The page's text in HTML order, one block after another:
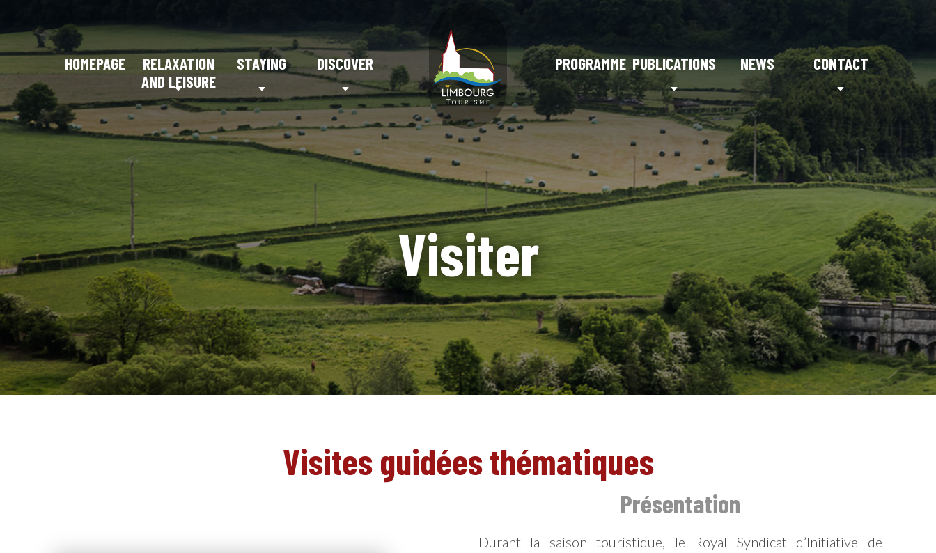
HOMEPAGE
RELAXATION
AND LEISURE
STAYING DISCOVER PROGRAMME PUBLICATIONS NEWS CONTACT
Visiter
Visites guidées thématiques
Présentation
Durant la saison touristique, le Royal Syndicat d’Initiative de